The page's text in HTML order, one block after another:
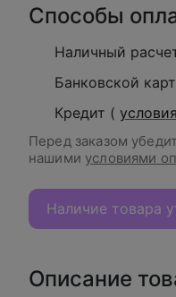
Способы
Наличный
Банковской
Кредит (
Перед заказом
нашими условиями
Наличие товара
Описание